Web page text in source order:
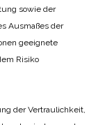
sowie der
Ausmaßes der
geeignete
Risiko
der Vertraulichkeit,